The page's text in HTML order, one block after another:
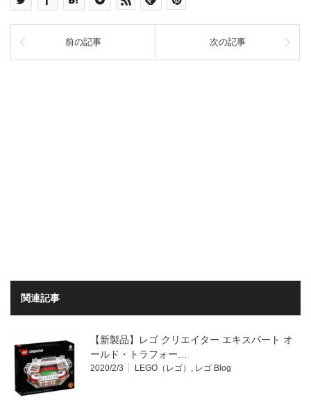
前の記事 次の記事
関連記事
【新製品】レゴ クリエイター エキスパート オ
ールド・トラフォー…
2020/2/3 LEGO（レゴ） レゴ Blog